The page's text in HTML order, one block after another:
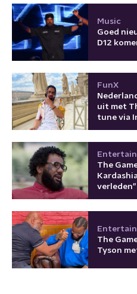
Music
Goed
D12
FunX
uit met
tune via
The
verleden"
The
Tyson